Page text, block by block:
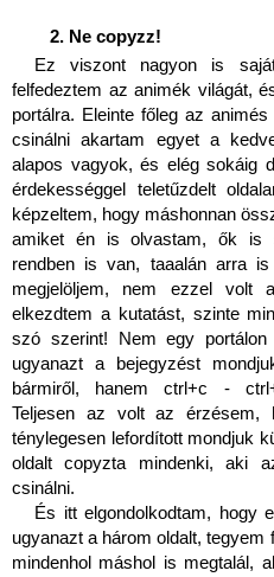
Ne copyzz!
Ez viszont nagyon is
felfedeztem az animék világát,
portálra. Eleinte főleg az
csinálni akartam egyet a
alapos vagyok, és elég sokáig
érdekességgel teletűzdelt
képzeltem, hogy máshonnan
amiket én is olvastam, ők is
rendben is van, taaalán arra
megjelöljem, nem ezzel volt
elkezdtem a kutatást, szinte
szó szerint! Nem egy
ugyanazt a bejegyzést
bármiről, hanem ctrl+c -
Teljesen az volt az
ténylegesen lefordított mondjuk
oldalt copyzta mindenki, aki
csinálni.
És itt elgondolkodtam, hogy
ugyanazt a három oldalt, tegyem
mindenhol máshol is megtalál,